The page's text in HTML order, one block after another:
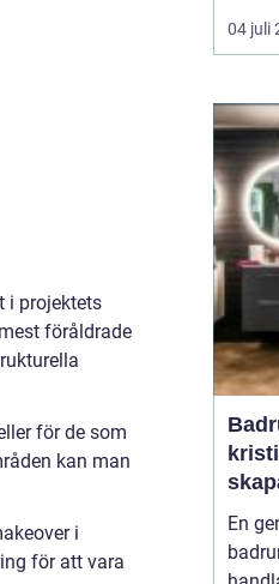
i projektets
föråldrade
för de som
kan man
i
för att vara
bli
bara
n...
04 juli
En